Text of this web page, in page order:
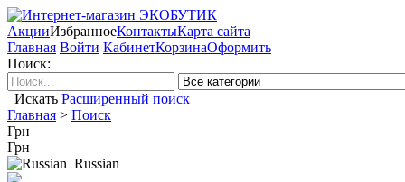
АкцииИзбранноеКонтактыКарта сайта
Главная Войти КабинетКорзинаОформить
Поиск:
Искать Расширенный поиск
Главная > Поиск
Грн
Грн
Russian